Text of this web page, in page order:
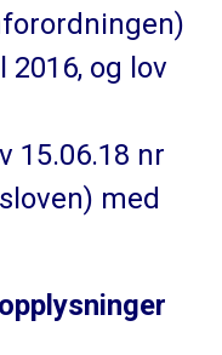
og lov
15.06.18 nr
med